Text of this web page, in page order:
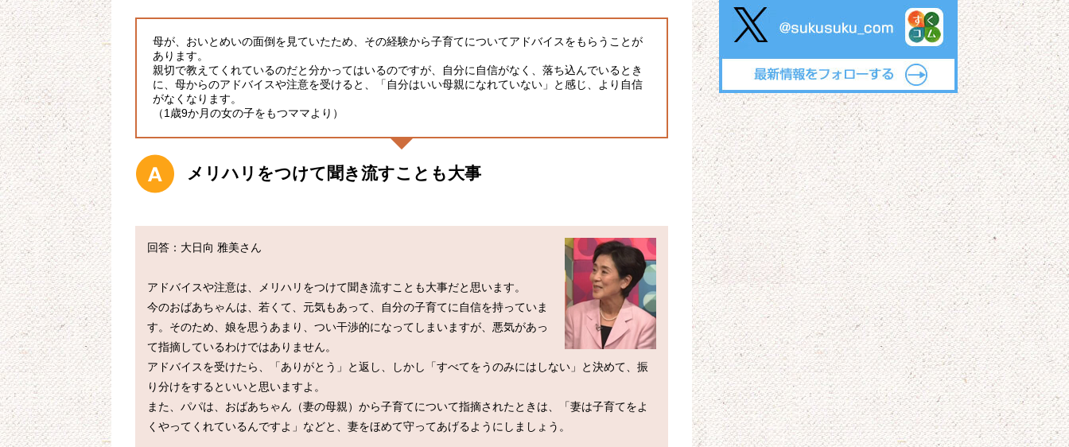
母が、おいとめいの面倒を見ていたため、その経験から子育てについてアドバイスをもらうことが
あります。
親切で教えてくれているのだと分かってはいるのですが、自分に自信がなく、落ち込んでいるとき
に、母からのアドバイスや注意を受けると、「自分はいい母親になれていない」と感じ、より自信
がなくなります。
（1歳9か月の女の子をもつママより）
メリハリをつけて聞き流すことも大事
回答：大日向 雅美さん
アドバイスや注意は、メリハリをつけて聞き流すことも大事だと思います。
今のおばあちゃんは、若くて、元気もあって、自分の子育てに自信を持っていま
す。そのため、娘を思うあまり、つい干渉的になってしまいますが、悪気があっ
て指摘しているわけではありません。
アドバイスを受けたら、「ありがとう」と返し、しかし「すべてをうのみにはしない」と決めて、振
り分けをするといいと思いますよ。
また、パパは、おばあちゃん（妻の母親）から子育てについて指摘されたときは、「妻は子育てをよ
くやってくれているんですよ」などと、妻をほめて守ってあげるようにしましょう。